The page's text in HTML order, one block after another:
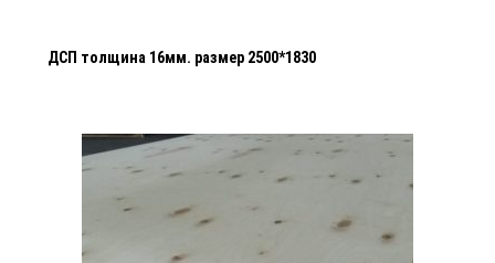
ДСП толщина 16мм. размер 2500*1830